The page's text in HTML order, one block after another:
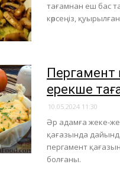
тағамнан еш бас
көрсеңіз,
Пергамент
ерекше
10.05.2024 11:30
Әр адамға жеке-
қағазында
пергамент
болғаны.